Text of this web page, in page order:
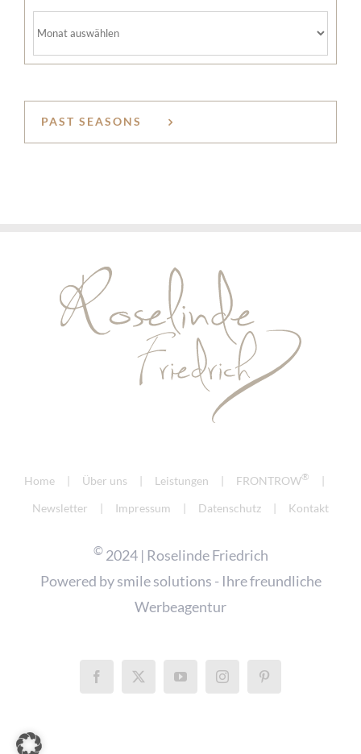
PAST SEASONS
Home Über uns Leistungen FRONTROW®
Newsletter Impressum Datenschutz Kontakt
©2024 | Roselinde Friedrich
Powered bysmile solutions - Ihre freundliche
Werbeagentur